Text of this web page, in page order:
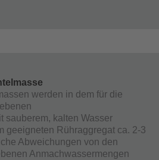
werden in dem für die
sauberem, kalten Wasser
geeigneten Rühraggregat ca. 2-3
Abweichungen von den
Anmachwassermengen